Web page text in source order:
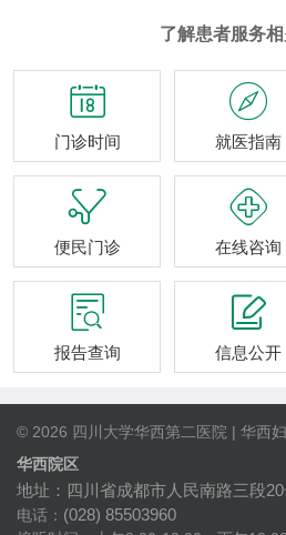
了解患者服务

门诊时间

就医指南

便民门诊

在线咨询

报告查询

信息公开
© 2026 四川大学华西第二医院 | 华西
华西院区
地址：四川省成都市人民南路三段20
电话： (028) 85503960